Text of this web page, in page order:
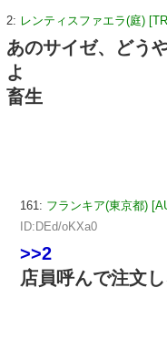
2: レンティスファエラ(庭)
あのサイゼ、どう
よ
畜生
161: フランキア(東京都)
ID:DEd/oKXa0
>>2
店員呼んで注文